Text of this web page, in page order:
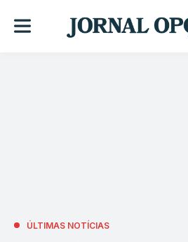
ÚLTIMAS NOTÍCIAS